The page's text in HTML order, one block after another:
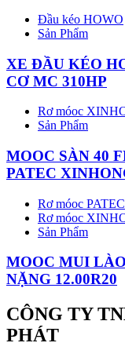
Đầu kéo HOWO
Sản Phẩm
XE ĐẦU KÉO
CƠ MC 310HP
Rơ móoc
Sản Phẩm
MOOC SÀN 40
PATEC
Rơ móoc PATEC
Rơ móoc
Sản Phẩm
MOOC MUI
NẶNG 12.00R20
CÔNG TY
PHÁT